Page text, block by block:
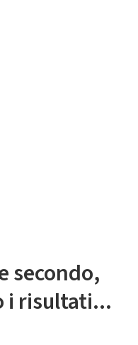
secondo,
i risultati...